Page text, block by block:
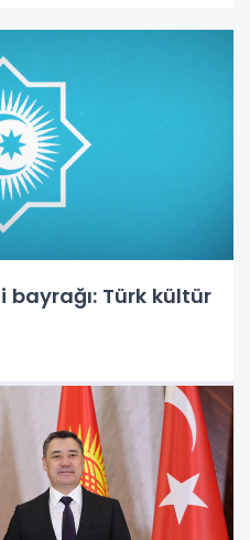
bayrağı: Türk kültür